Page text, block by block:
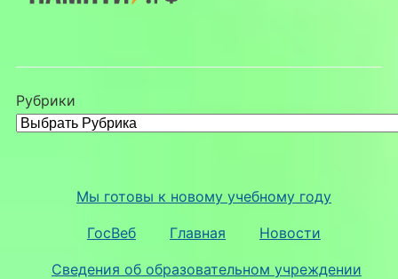
Рубрики
Мы готовы к новому учебному году
ГосВеб Главная Новости
Сведения об образовательном учреждении